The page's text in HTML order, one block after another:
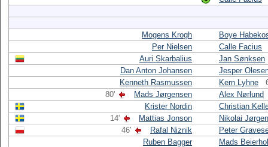
Mogens Krogh
Boye
Per Nielsen
Calle Facius
Auri Skarbalius
Jan Sønksen
Dan Anton Johansen
Jesper
Kenneth Rasmussen
Kern Lyhne
80'
Mads Jørgensen
Alex Nørlund
Krister Nordin
Christian
14'
Mattias Jonson
Nikolai
46'
Rafal Niznik
Peter
Ruben Bagger
Mads